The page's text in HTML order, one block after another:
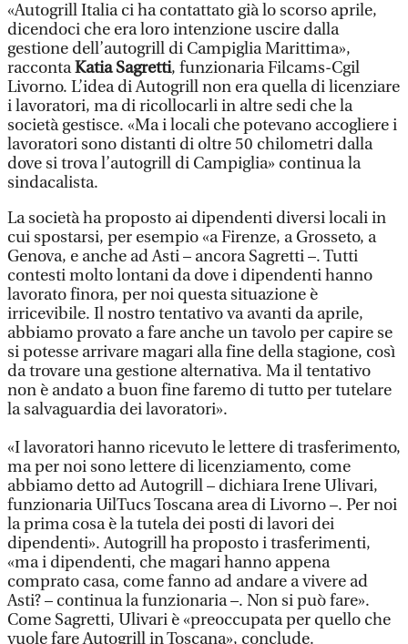
«Autogrill Italia ci ha contattato già lo scorso aprile,
dicendoci che era loro intenzione uscire dalla
gestione dell’autogrill di Campiglia Marittima»,
raccontaKatia Sagretti, funzionaria Filcams-Cgil
Livorno. L’idea di Autogrill non era quella di licenziare
i lavoratori, ma di ricollocarli in altre sedi che la
società gestisce. «Ma i locali che potevano accogliere i
lavoratori sono distanti di oltre 50 chilometri dalla
dove si trova l’autogrill di Campiglia» continua la
sindacalista.
La società ha proposto ai dipendenti diversi locali in
cui spostarsi, per esempio «a Firenze, a Grosseto, a
Genova, e anche ad Asti – ancora Sagretti –. Tutti
contesti molto lontani da dove i dipendenti hanno
lavorato finora, per noi questa situazione è
irricevibile. Il nostro tentativo va avanti da aprile,
abbiamo provato a fare anche un tavolo per capire se
si potesse arrivare magari alla fine della stagione, così
da trovare una gestione alternativa. Ma il tentativo
non è andato a buon fine faremo di tutto per tutelare
la salvaguardia dei lavoratori».
«I lavoratori hanno ricevuto le lettere di trasferimento,
ma per noi sono lettere di licenziamento, come
abbiamo detto ad Autogrill – dichiara Irene Ulivari,
funzionaria UilTucs Toscana area di Livorno –. Per noi
la prima cosa è la tutela dei posti di lavori dei
dipendenti». Autogrill ha proposto i trasferimenti,
«ma i dipendenti, che magari hanno appena
comprato casa, come fanno ad andare a vivere ad
Asti? – continua la funzionaria –. Non si può fare».
Come Sagretti, Ulivari è «preoccupata per quello che
vuole fare Autogrill in Toscana», conclude.